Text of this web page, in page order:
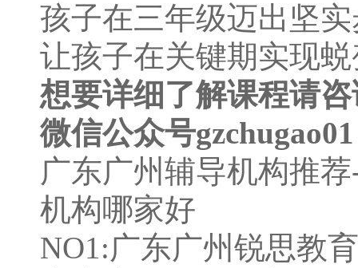
孩子在三年级迈出坚
让孩子在关键期实现
想要详细 了解课程请咨
微信公众号
广东广州辅导机构推
机构哪家好
NO1:广东广州锐思教育